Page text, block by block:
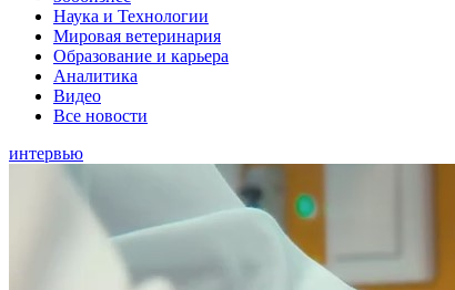
Наука и Технологии
Мировая ветеринария
Образование и карьера
Аналитика
Видео
Все новости
интервью